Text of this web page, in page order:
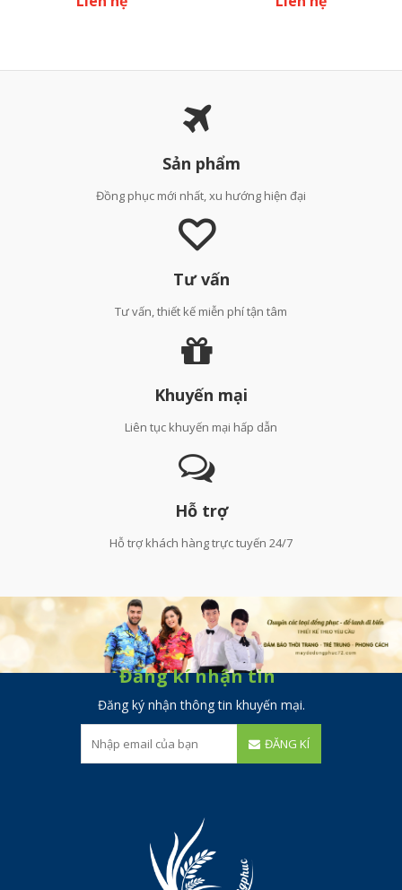
Sản phẩm
Đồng phục mới nhất, xu hướng hiện đại
Tư vấn
Tư vấn, thiết kế miễn phí tận tâm
Khuyến mại
Liên tục khuyến mại hấp dẫn
Hỗ trợ
Hỗ trợ khách hàng trực tuyến 24/7
Đăng kí nhận tin
Đăng ký nhận thông tin khuyến mại.
ĐĂNG KÍ